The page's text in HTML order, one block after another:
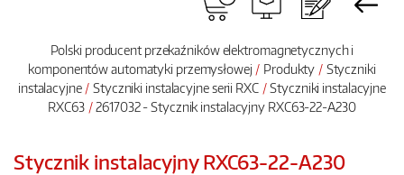
Polski producent przekaźników elektromagnetycznych i
komponentów automatyki przemysłowej
Produkty
Styczniki
instalacyjne
Styczniki instalacyjne serii RXC
Styczniki instalacyjne
RXC63
2617032 - Stycznik instalacyjny RXC63-22-A230
Stycznik instalacyjny RXC63-22-A230